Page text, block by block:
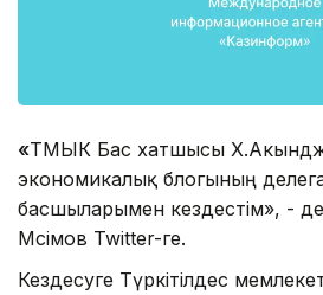
«ТМЫК Бас хатшысы
экономикалық блогының
басшыларымен кездестім», -
Мәсімов Twitter-ге.
Кездесуге Түркітілдес